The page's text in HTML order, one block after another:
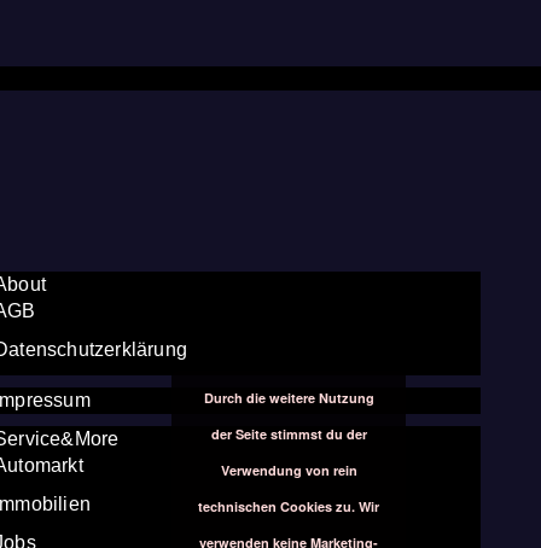
Durch die weitere Nutzung
der Seite stimmst du der
Verwendung von rein
technischen Cookies zu. Wir
verwenden keine Marketing-